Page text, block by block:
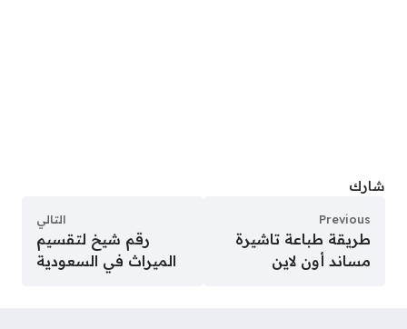
شارك
Previous
طريقة طباعة تاشيرة
مساند أون لاين
التالي
رقم شيخ لتقسيم
الميراث في السعودية